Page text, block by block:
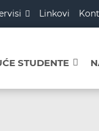
Linkovi
STUDENTE